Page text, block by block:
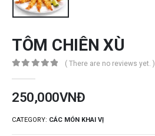
TÔM CHIÊN XÙ
( There are no reviews yet. )
250,000VNĐ
CATEGORY: CÁC MÓN KHAI VỊ